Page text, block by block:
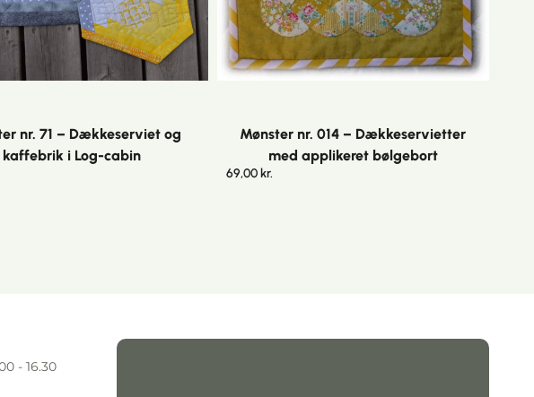
nr. 71 – Dækkeserviet og
kaffebrik i Log-cabin
Mønster nr. 014 – Dækkeservietter
med applikeret bølgebort
69,00 kr.
- 16.30